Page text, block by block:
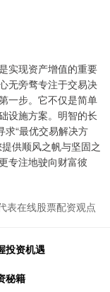
实现资产增值的重要
无旁骛专注于交易决
一步。它不仅是简单
设施方案。明智的长
求“最优交易解决方
供顺风之帆与坚固之
专注地驶向财富彼
表在线股票配资观点
投资机遇
秘籍